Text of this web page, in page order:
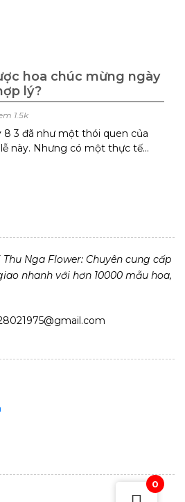
hoa chúc mừng ngày
lý?
1.5k
3 đã như một thói quen của
này. Nhưng có một thực tế
Nga Flower: Chuyên cung cấp
nhanh với hơn 10000 mẫu hoa,
0